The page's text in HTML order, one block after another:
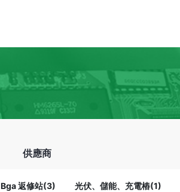
供應商
Bga 返修站(3) 光伏、儲能、充電樁(1)